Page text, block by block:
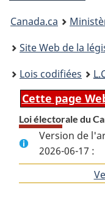
You
are
here:
Canada.ca
Site Web de la
Lois codifiées
Cette page
Loi électorale du
Version de
2026-06-17 :